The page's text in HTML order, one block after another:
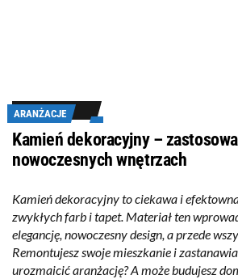
ARANŻACJE
Kamień dekoracyjny –
nowoczesnych wnętrzach
Kamień dekoracyjny to ciekawa i
zwykłych farb i tapet. Materiał ten
elegancję, nowoczesny design, a przede
Remontujesz swoje mieszkanie i
urozmaicić aranżację? A może budujesz